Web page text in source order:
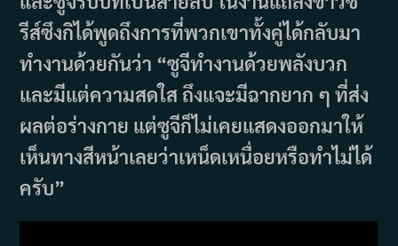
รีส์ซึงกิได้พูดถึงการที่พวกเขาทั้งคู่ได้กลับมา
ทำงานด้วยกันว่า “ซูจีทำงานด้วยพลังบวก
และมีแต่ความสดใส ถึงแจะมีฉากยาก ๆ ที่ส่ง
ผลต่อร่างกาย แต่ซูจีก็ไม่เคยแสดงออกมาให้
เห็นทางสีหน้าเลยว่าเหน็ดเหนื่อยหรือทำไม่ได้
ครับ”